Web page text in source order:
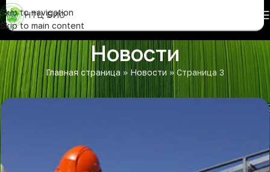
Skip to navigation
Skip to main content
НТЦ БИО
Новости
Главная страница » Новости »Страница 3